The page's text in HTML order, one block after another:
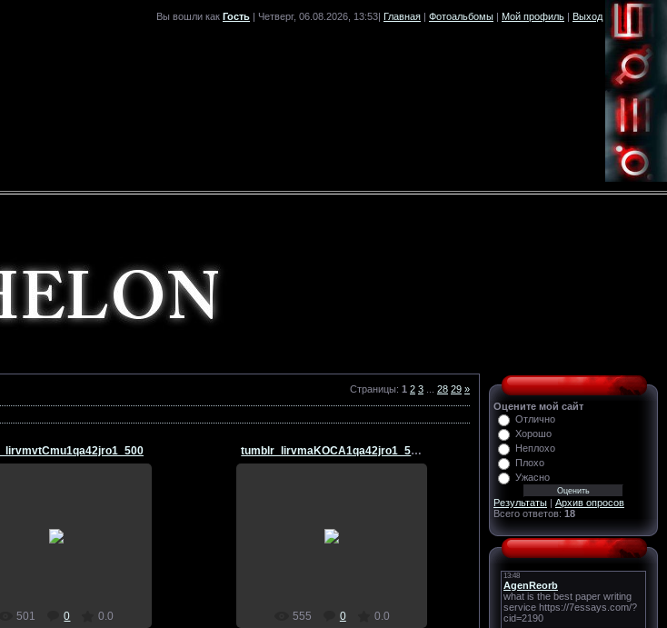
Вы вошли как Гость | Четверг, 06.08.2026, 13:53| Главная | Фотоальбомы | Мой профиль | Выход
Страницы: 1 2 3 28 29 »
501 0 0.0
tumblr_lirvmaKOCA1qa42jro1_500
555 0 0.0
Оцените мой сайт
Отлично
Хорошо
Неплохо
Плохо
Ужасно
Результаты | Архив опросов
Всего ответов: 18